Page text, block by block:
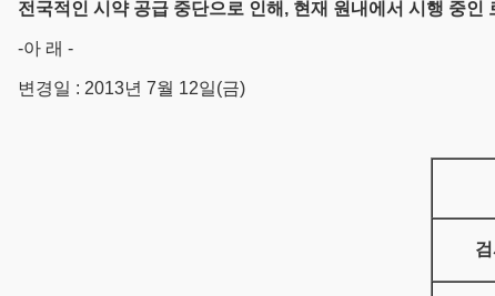
전국적인 시약 공급 중단으로 인해, 현재 원내에서 시행 중
-아 래 -
변경일 : 2013년 7월 12일(금)